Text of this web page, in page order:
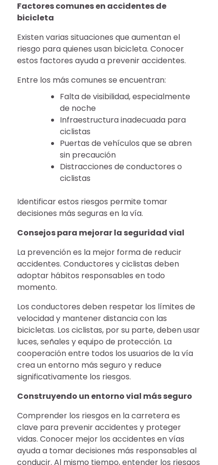
Factores comunes en accidentes de
bicicleta
Existen varias situaciones que aumentan el
riesgo para quienes usan bicicleta. Conocer
estos factores ayuda a prevenir accidentes.
Entre los más comunes se encuentran:
Falta de visibilidad, especialmente
de noche
Infraestructura inadecuada para
ciclistas
Puertas de vehículos que se abren
sin precaución
Distracciones de conductores o
ciclistas
Identificar estos riesgos permite tomar
decisiones más seguras en la vía.
Consejos para mejorar la seguridad vial
La prevención es la mejor forma de reducir
accidentes. Conductores y ciclistas deben
adoptar hábitos responsables en todo
momento.
Los conductores deben respetar los límites de
velocidad y mantener distancia con las
bicicletas. Los ciclistas, por su parte, deben usar
luces, señales y equipo de protección. La
cooperación entre todos los usuarios de la vía
crea un entorno más seguro y reduce
significativamente los riesgos.
Construyendo un entorno vial más seguro
Comprender los riesgos en la carretera es
clave para prevenir accidentes y proteger
vidas. Conocer mejor los accidentes en vías
ayuda a tomar decisiones más responsables al
conducir. Al mismo tiempo, entender los riesgos